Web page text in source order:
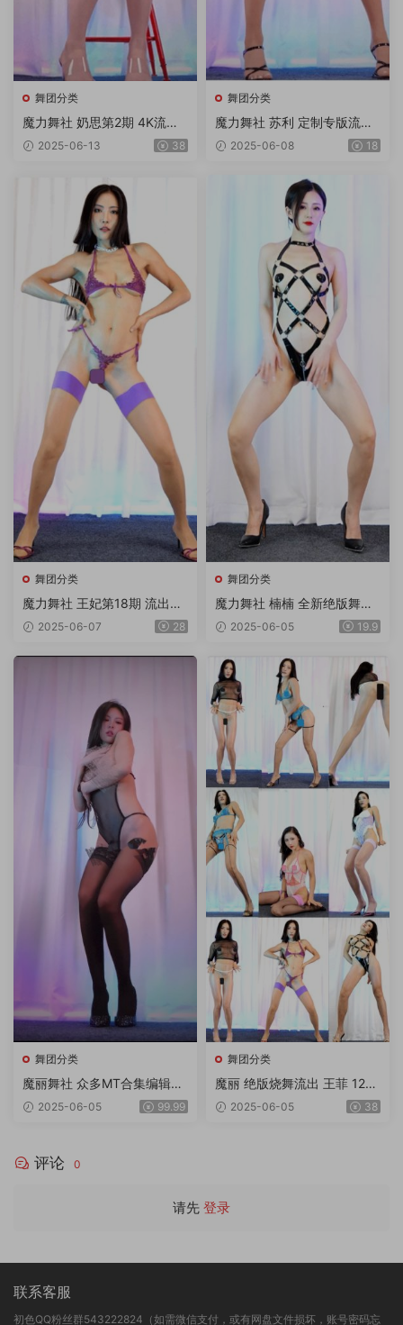
舞团分类
魔力舞社 奶思第2期 4K流出
版6V2025-06-13 38
舞团分类
魔力舞社 苏利 定制专版流出
3V4K2025-06-08 18
舞团分类
魔力舞社 王妃第18期 流出版
18V2025-06-07 28
舞团分类
魔力舞社 楠楠 全新绝版舞团
超清4K画质双角度专版 第11
2025-06-05 19.9
舞团分类
魔丽舞社 众多MT合集编辑版
2期 奶丝超大奶等等 一期顶五
2025-06-05 99.99
舞团分类
魔丽 绝版烧舞流出 王菲 12期
11V4K
2025-06-05 38
评论 0
请先 登录
联系客服
初色QQ粉丝群543222824（如需微信支付，或有网盘文件损坏，账号密码忘